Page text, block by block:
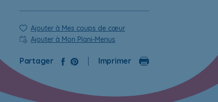
Ajouter à Mes coups de cœur
Ajouter à Mon Plani-Menus
Partager Imprimer